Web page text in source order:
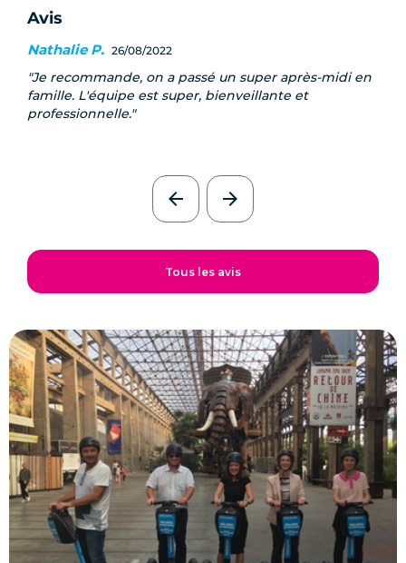
Avis
Nathalie P. 26/08/2022
Je recommande, on a passé un super après-midi en
famille. L'équipe est super, bienveillante et
professionnelle.
arrow_back arrow_forward
Tous les avis